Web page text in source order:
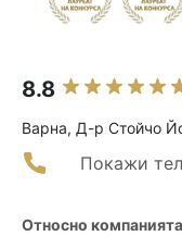
8.8
Варна, Д-р Стойчо
Покажи
Относно